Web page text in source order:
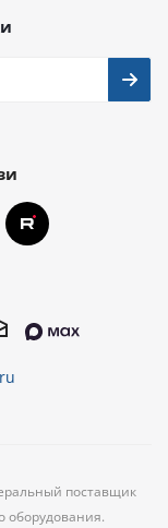
поставщик
оборудования.